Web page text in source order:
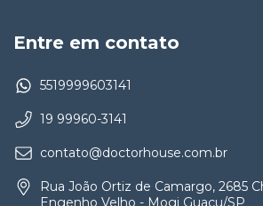
Entre em contato
5519999603141
19 99960-3141
contato@doctorhouse.com.br
Rua João Ortiz de Camargo, 2685
Engenho Velho - Mogi Guaçu/SP